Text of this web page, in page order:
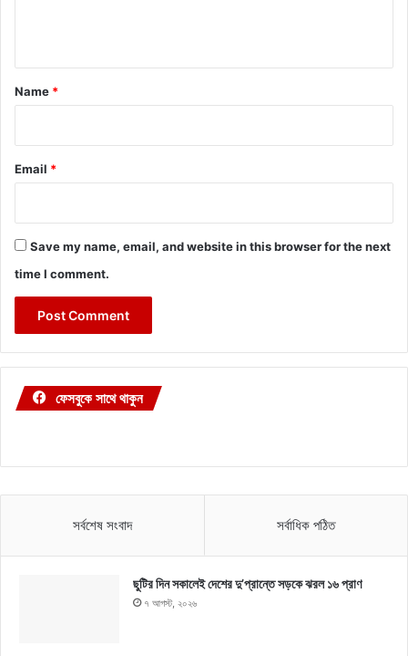
*
Name *
Email *
Save my name, email, and website in this browser for the next
time I comment.
ফেসবুকে সাথে থাকুন
সর্বশেষ সংবাদ সর্বাধিক পঠিত
ছুটির দিন সকালেই দেশের দু’প্রান্তে সড়কে ঝরল ১৬ প্রাণ
৭ আগস্ট, ২০২৬